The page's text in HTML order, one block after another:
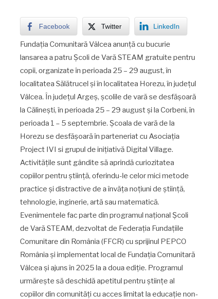
COMMENTS
Facebook Twitter LinkedIn
Fundația Comunitară Vâlcea anunță cu bucurie
lansarea a patru Școli de Vară STEAM gratuite pentru
copii, organizate în perioada 25 – 29 august, în
localitatea Sălătrucel și în localitatea Horezu, în județul
Vâlcea. În județul Argeș, școlile de vară se desfășoară
la Călinești, în perioada 25 – 29 august și la Corbeni, în
perioada 1 – 5 septembrie. Școala de vară de la
Horezu se desfășoară în parteneriat cu Asociația
Project IVI si grupul de inițiativă Digital Village.
Activitățile sunt gândite să aprindă curiozitatea
copiilor pentru știință, oferindu-le celor mici metode
practice și distractive de a învăța noțiuni de știință,
tehnologie, inginerie, artă sau matematică.
Evenimentele fac parte din programul național Școli
de Vară STEAM, dezvoltat de Federația Fundațiile
Comunitare din România (FFCR) cu sprijinul PEPCO
România și implementat local de Fundația Comunitară
Vâlcea și ajuns în 2025 la a doua ediție. Programul
urmărește să deschidă apetitul pentru științe al
copiilor din comunități cu acces limitat la educație non-